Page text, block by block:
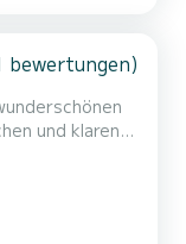
bewertungen)
und klaren